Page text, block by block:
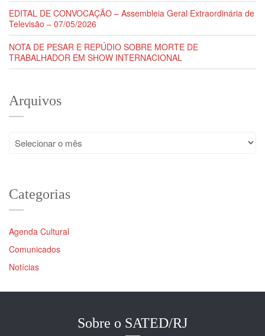
EDITAL DE CONVOCAÇÃO – Assembleia Geral Extraordinária de
Televisão – 07/05/2026
NOTA DE PESAR E REPÚDIO SOBRE MORTE DE
TRABALHADOR EM SHOW INTERNACIONAL
Arquivos
Categorias
Agenda Cultural
Comunicados
Notícias
Sobre o SATED/RJ